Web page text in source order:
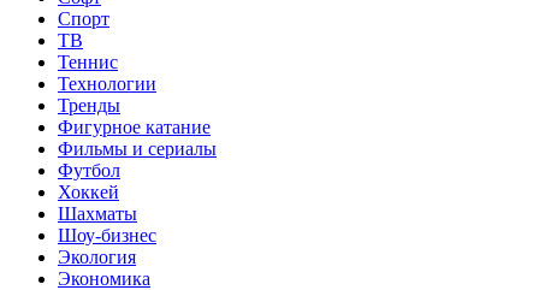
Спорт
ТВ
Теннис
Технологии
Тренды
Фигурное катание
Фильмы и сериалы
Футбол
Хоккей
Шахматы
Шоу-бизнес
Экология
Экономика